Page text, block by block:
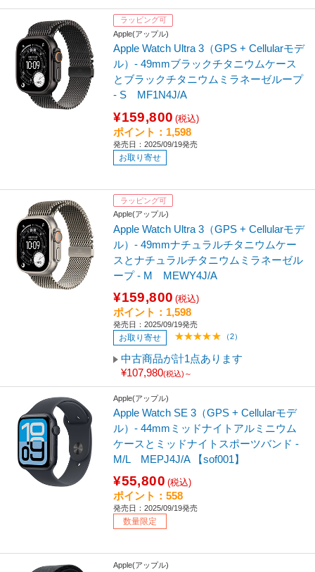
ラッピング可
Apple(アップル)
Apple Watch Ultra 3（GPS + Cellularモデ
ル）- 49mmブラックチタニウムケース
とブラックチタニウムミラネーゼループ
- S MF1N4J/A
¥159,800 (税込)
ポイント：1,598
発売日：2025/09/19発売
お取り寄せ
ラッピング可
Apple(アップル)
Apple Watch Ultra 3（GPS + Cellularモデ
ル）- 49mmナチュラルチタニウムケー
スとナチュラルチタニウムミラネーゼル
ープ - M MEWY4J/A
¥159,800 (税込)
ポイント：1,598
発売日：2025/09/19発売
お取り寄せ （2）
中古商品が計1点あります
¥107,980(税込)～
Apple(アップル)
Apple Watch SE 3（GPS + Cellularモデ
ル）- 44mmミッドナイトアルミニウム
ケースとミッドナイトスポーツバンド -
M/L MEPJ4J/A 【sof001】
¥55,800 (税込)
ポイント：558
発売日：2025/09/19発売
数量限定
Apple(アップル)